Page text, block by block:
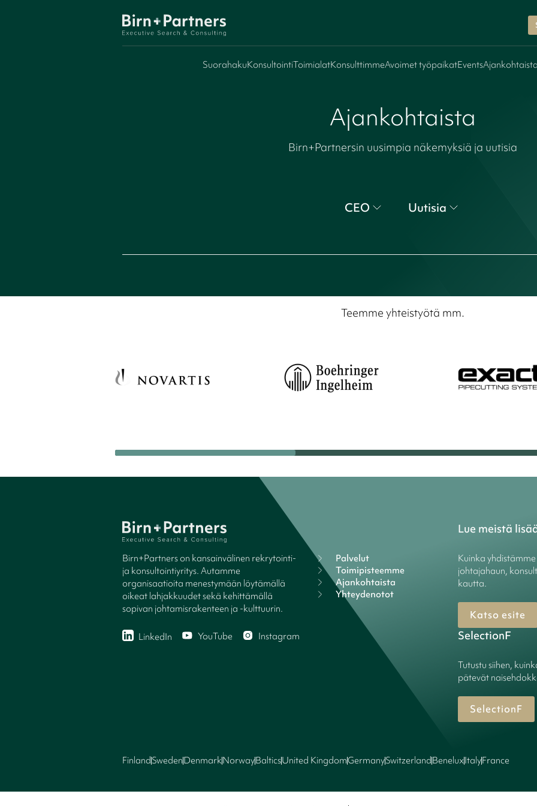
SuorahakuKonsultointiToimialatKonsulttimmeAvoimet työpaikatEvents
Ajankohtaista
Birn+Partnersin uusimpia näkemyksiä ja uutisia
CEO Uutisia
Teemme yhteistyötä mm.
Birn+Partners on kansainvälinen rekrytointi-
ja konsultointiyritys. Autamme
organisaatioita menestymään löytämällä
oikeat lahjakkuudet sekä kehittämällä
sopivan johtamisrakenteen ja -kulttuurin.
LinkedIn YouTube Instagram
Palvelut
Toimipisteemme
Ajankohtaista
Yhteydenotot
Lue meistä
Kuinka
johtajahaun,
kautta.
Katso esite
SelectionF
Tutustu siihen,
pätevät
SelectionF
FinlandSwedenDenmarkNorwayBalticsUnited KingdomGermanySwitzerlandBeneluxItalyFrance